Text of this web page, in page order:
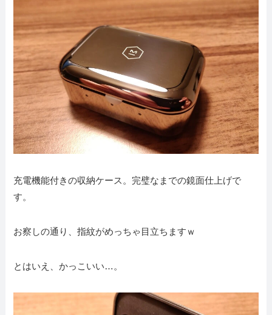
充電機能付きの収納ケース。完璧なまでの鏡面仕上げで
す。
お察しの通り、指紋がめっちゃ目立ちますｗ
とはいえ、かっこいい…。